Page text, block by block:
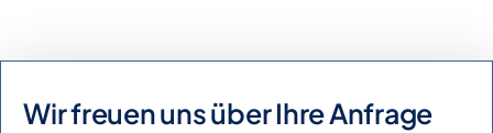
Wir freuen uns über Ihre Anfrage